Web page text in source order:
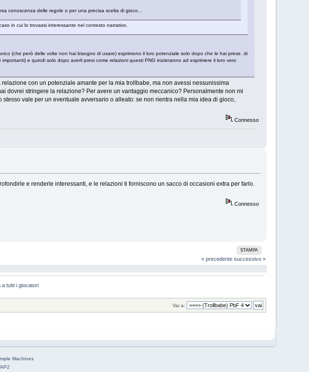
conoscenza delle regole o per una precisa scelta di gioco...
in cui lo trovassi interessante nel contesto narrativo.
(che però delle volte non hai bisogno di usare) esprimono il loro potenziale solo dopo che le hai prese. di
e quindi solo dopo averli presi come relazioni questi PNG inizieranno ad esprimere il loro vero
con un potenziale amante per la mia trollbabe, ma non avessi nessunissima
dovrei stringere la relazione? Per avere un vantaggio meccanico? Personalmente non mi
vale per un eventuale avversario o alleato: se non rientra nella mia idea di gioco,
Connesso
e renderle interessanti, e le relazioni ti forniscono un sacco di occasioni extra per farlo.
Connesso
STAMPA
« precedente successivo »
a tutti i giocatori
Vai a:
Machines